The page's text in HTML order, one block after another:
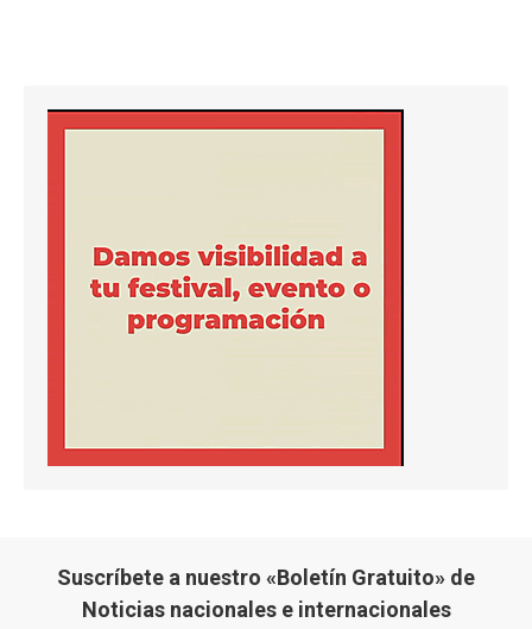
Suscríbete a nuestro «Boletín Gratuito» de
Noticias nacionales e internacionales